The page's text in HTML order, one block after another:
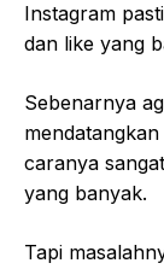
Instagram
dan like yang
Sebenarnya
caranya
yang banyak.
Tapi